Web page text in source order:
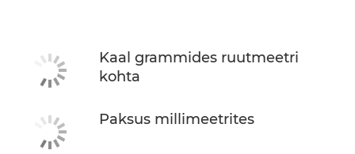
Kaal grammides ruutmeetri
kohta
Paksus millimeetrites